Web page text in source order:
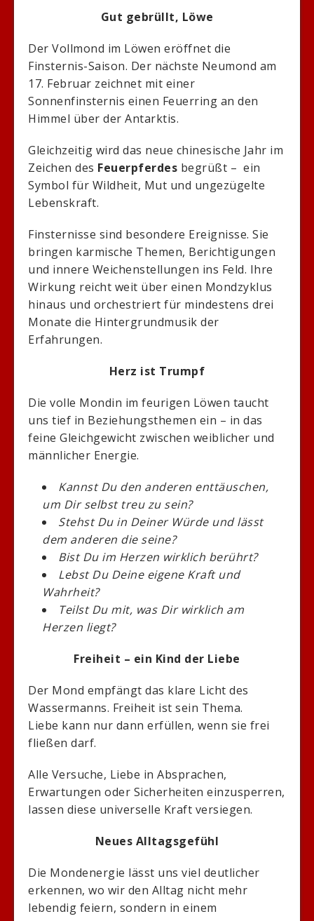
Gut gebrüllt, Löwe
Der Vollmond im Löwen eröffnet die
Finsternis-Saison. Der nächste Neumond am
17. Februar zeichnet mit einer
Sonnenfinsternis einen Feuerring an den
Himmel über der Antarktis.
Gleichzeitig wird das neue chinesische Jahr im
Zeichen des Feuerpferdes begrüßt – ein
Symbol für Wildheit, Mut und ungezügelte
Lebenskraft.
Finsternisse sind besondere Ereignisse. Sie
bringen karmische Themen, Berichtigungen
und innere Weichenstellungen ins Feld. Ihre
Wirkung reicht weit über einen Mondzyklus
hinaus und orchestriert für mindestens drei
Monate die Hintergrundmusik der
Erfahrungen.
Herz ist Trumpf
Die volle Mondin im feurigen Löwen taucht
uns tief in Beziehungsthemen ein – in das
feine Gleichgewicht zwischen weiblicher und
männlicher Energie.
Kannst Du den anderen enttäuschen,
um Dir selbst treu zu sein?
Stehst Du in Deiner Würde und lässt
dem anderen die seine?
Bist Du im Herzen wirklich berührt?
Lebst Du Deine eigene Kraft und
Wahrheit?
Teilst Du mit, was Dir wirklich am
Herzen liegt?
Freiheit – ein Kind der Liebe
Der Mond empfängt das klare Licht des
Wassermanns. Freiheit ist sein Thema.
Liebe kann nur dann erfüllen, wenn sie frei
fließen darf.
Alle Versuche, Liebe in Absprachen,
Erwartungen oder Sicherheiten einzusperren,
lassen diese universelle Kraft versiegen.
Neues Alltagsgefühl
Die Mondenergie lässt uns viel deutlicher
erkennen, wo wir den Alltag nicht mehr
lebendig feiern, sondern in einem